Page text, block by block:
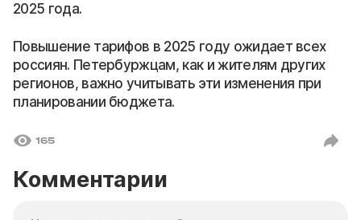
2025 года.
Повышение тарифов в 2025 году ожидает всех
россиян. Петербуржцам, как и жителям других
регионов, важно учитывать эти изменения при
планировании бюджета.
165
Комментарии